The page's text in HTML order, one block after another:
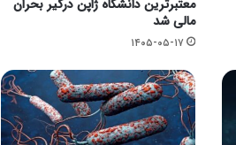
معتبرترین دانشگاه ژاپن درگیر بحران
مالی شد
۱۴۰۵-۰۵-۱۷